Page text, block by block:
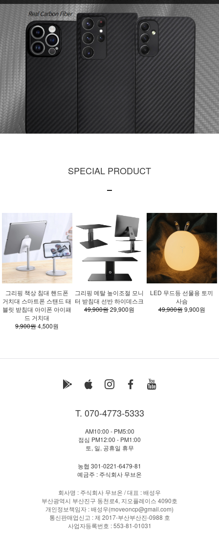
SPECIAL PRODUCT
그리핑 책상 침대 핸드폰
거치대 스마트폰 스탠드 태
블릿 받침대 아이폰 아이패
드 거치대
9,900원4,500원
그리핑 메탈 높이조절 모니
터 받침대 선반 하이데스크
49,900원29,900원
LED 무드등 선물용 토끼
사슴
49,900원9,900원
T. 070-4773-5333
AM10:00 - PM5:00
점심 PM12:00 - PM1:00
토, 일, 공휴일 휴무
농협 301-0221-6479-81
예금주 : 주식회사 무브온
회사명 : 주식회사 무브온 / 대표 : 배성우
부산광역시 부산진구 동천로4, 지오플레이스 4090호
개인정보책임자 : 배성우(moveoncp@gmail.com)
통신판매업신고 : 제 2017-부산부산진-0988 호
사업자등록번호 : 553-81-01031